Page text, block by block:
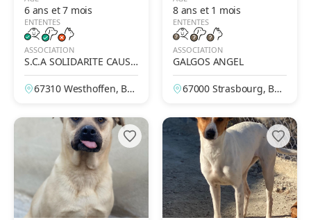
6 ans et 7 mois
ENTENTES
ASSOCIATION
S.C.A SOLIDARITE CAUSE
ANIMALE
67310 Westhoffen, Bas
8 ans et 1 mois
ENTENTES
ASSOCIATION
GALGOS ANGEL
67000 Strasbourg, Bas